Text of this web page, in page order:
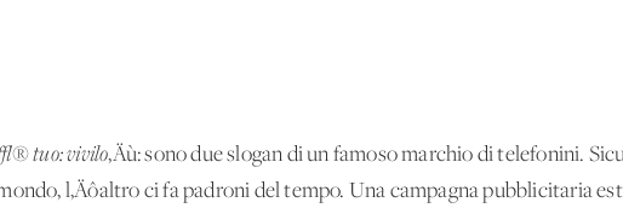
tuo: vivilo‚Äù: sono due slogan di un famoso marchio di telefonini.
l‚Äôaltro ci fa padroni del tempo. Una campagna pubblicitaria